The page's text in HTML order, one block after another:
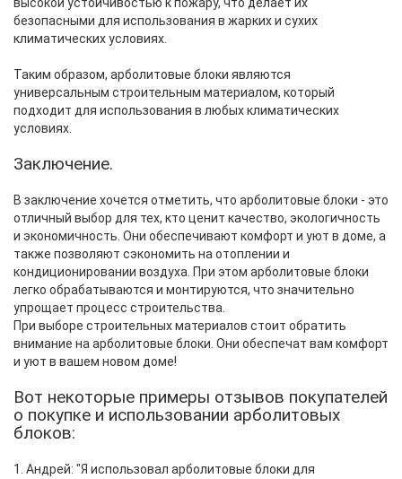
безопасными для использования в жарких и сухих
климатических условиях.
Таким образом, арболитовые блоки являются
универсальным строительным материалом, который
подходит для использования в любых климатических
условиях.
Заключение.
В заключение хочется отметить, что арболитовые блоки - это
отличный выбор для тех, кто ценит качество, экологичность
и экономичность. Они обеспечивают комфорт и уют в доме, а
также позволяют сэкономить на отоплении и
кондиционировании воздуха. При этом арболитовые блоки
легко обрабатываются и монтируются, что значительно
упрощает процесс строительства.
При выборе строительных материалов стоит обратить
внимание на арболитовые блоки. Они обеспечат вам комфорт
и уют в вашем новом доме!
Вот некоторые примеры отзывов покупателей
о покупке и использовании арболитовых
блоков:
1. Андрей: "Я использовал арболитовые блоки для